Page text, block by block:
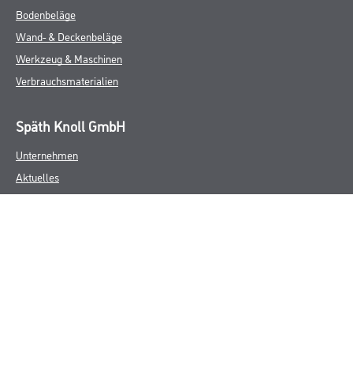
Bodenbeläge
Wand- & Deckenbeläge
Werkzeug & Maschinen
Verbrauchsmaterialien
Späth Knoll GmbH
Unternehmen
Aktuelles
Services